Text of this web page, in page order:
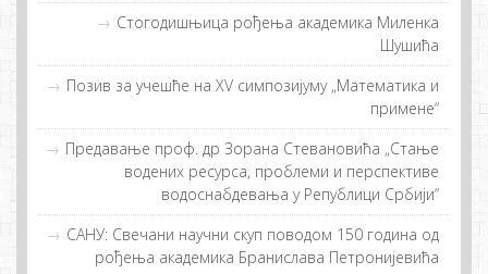
Стогодишњица рођења академика Миленка
Шушића
Позив за учешће на XV симпозијуму „Математика и
примене“
Предавање проф. др Зорана Стевановића „Стање
водених ресурса, проблеми и перспективе
водоснабдевања у Републици Србији“
САНУ: Свечани научни скуп поводом 150 година од
рођења академика Бранислава Петронијевића